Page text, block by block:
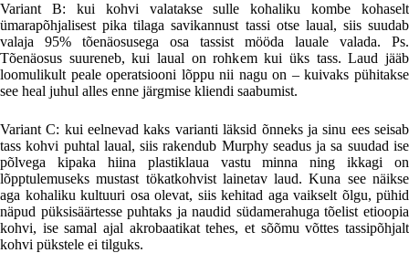
Variant B: kui kohvi valatakse sulle kohaliku kombe kohaselt
ümarapõhjalisest pika tilaga savikannust tassi otse laual, siis suudab
valaja 95% tõenäosusega osa tassist mööda lauale valada. Ps.
Tõenäosus suureneb, kui laual on rohkem kui üks tass. Laud jääb
loomulikult peale operatsiooni lõppu nii nagu on – kuivaks pühitakse
see heal juhul alles enne järgmise kliendi saabumist.
Variant C: kui eelnevad kaks varianti läksid õnneks ja sinu ees seisab
tass kohvi puhtal laual, siis rakendub Murphy seadus ja sa suudad ise
põlvega kipaka hiina plastiklaua vastu minna ning ikkagi on
lõpptulemuseks mustast tökatkohvist lainetav laud. Kuna see näikse
aga kohaliku kultuuri osa olevat, siis kehitad aga vaikselt õlgu, pühid
näpud püksisäärtesse puhtaks ja naudid südamerahuga tõelist etioopia
kohvi, ise samal ajal akrobaatikat tehes, et sõõmu võttes tassipõhjalt
kohvi pükstele ei tilguks.